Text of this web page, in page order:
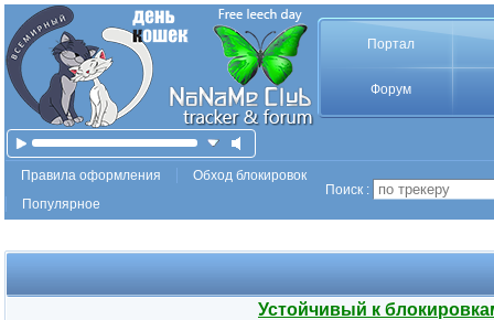
Портал
Форум
Правила оформления
Обход блокировок
Популярное
Поиск :
Устойчивый к